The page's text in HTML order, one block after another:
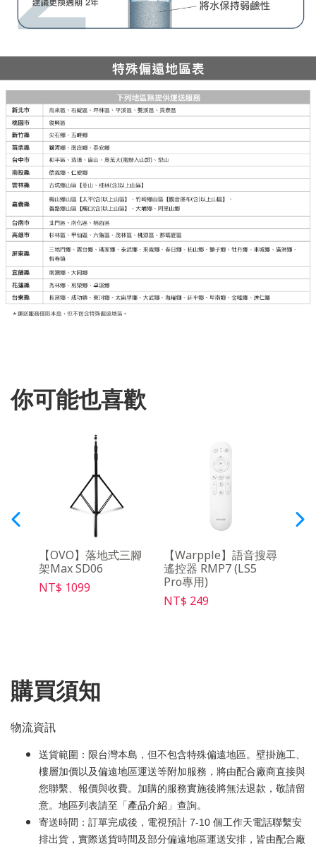
你可能也喜歡
【OVO】落地式三腳
架Max SD06
NT$ 1099
【Warpple】語音搜尋
遙控器 RMP7 (LS5
Pro專用)
NT$ 249
購買須知
物流資訊
送貨範圍：限台灣本島，但不包含特殊偏遠地區。壁掛施工、
樓層加價以及偏遠地區運送等附加服務，將由配合廠商直接與
您聯繫、報價與收費。加購的服務實施後將無法退款，敬請留
意。地區列表請至「產品介紹 」查詢。
寄送時間：訂單完成後，電視預計 7-10 個工作天電話聯繫安
排出貨，實際送貨時間及部分偏遠地區運送安排，皆由配合廠